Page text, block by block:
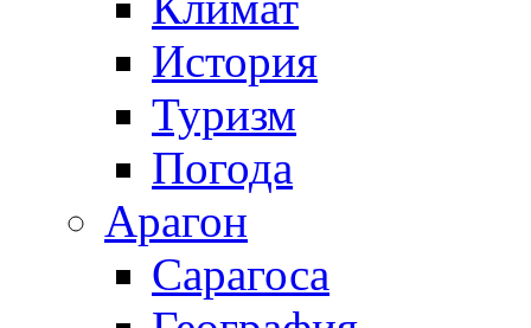
История
Туризм
Погода
Арагон
Сарагоса